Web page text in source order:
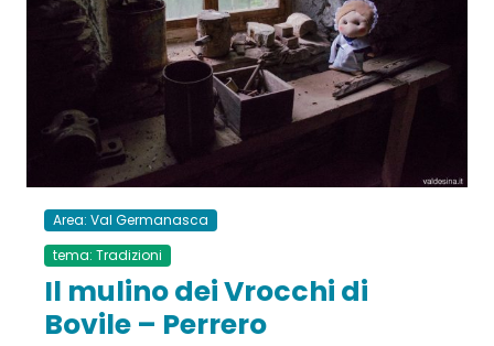
Area: Val Germanasca
tema: Tradizioni
Il mulino dei Vrocchi di
Bovile – Perrero